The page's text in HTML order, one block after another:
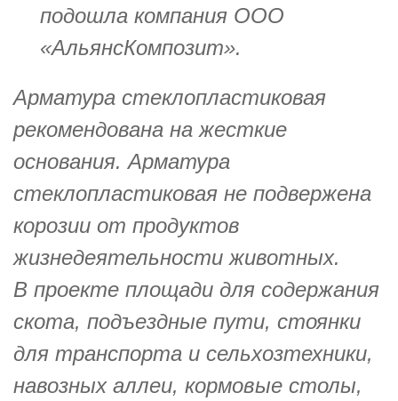
подошла компания ООО
«АльянсКомпозит».
Арматура стеклопластиковая
рекомендована на жесткие
основания. Арматура
стеклопластиковая не подвержена
корозии от продуктов
жизнедеятельности животных.
В проекте площади для содержания
скота, подъездные пути, стоянки
для транспорта и сельхозтехники,
навозных аллеи, кормовые столы,